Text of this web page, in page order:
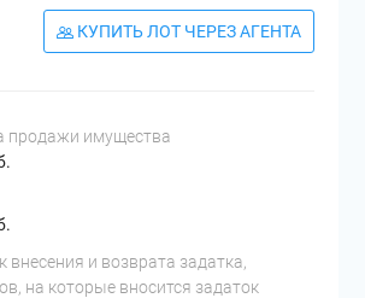
КУПИТЬ ЛОТ ЧЕРЕЗ АГЕНТА
продажи имущества
внесения и возврата задатка,
на которые вносится задаток